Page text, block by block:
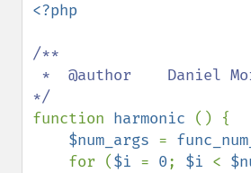
<?php
/**
function harmonic () {
$num_args =
    for (
$i = 0; $i <